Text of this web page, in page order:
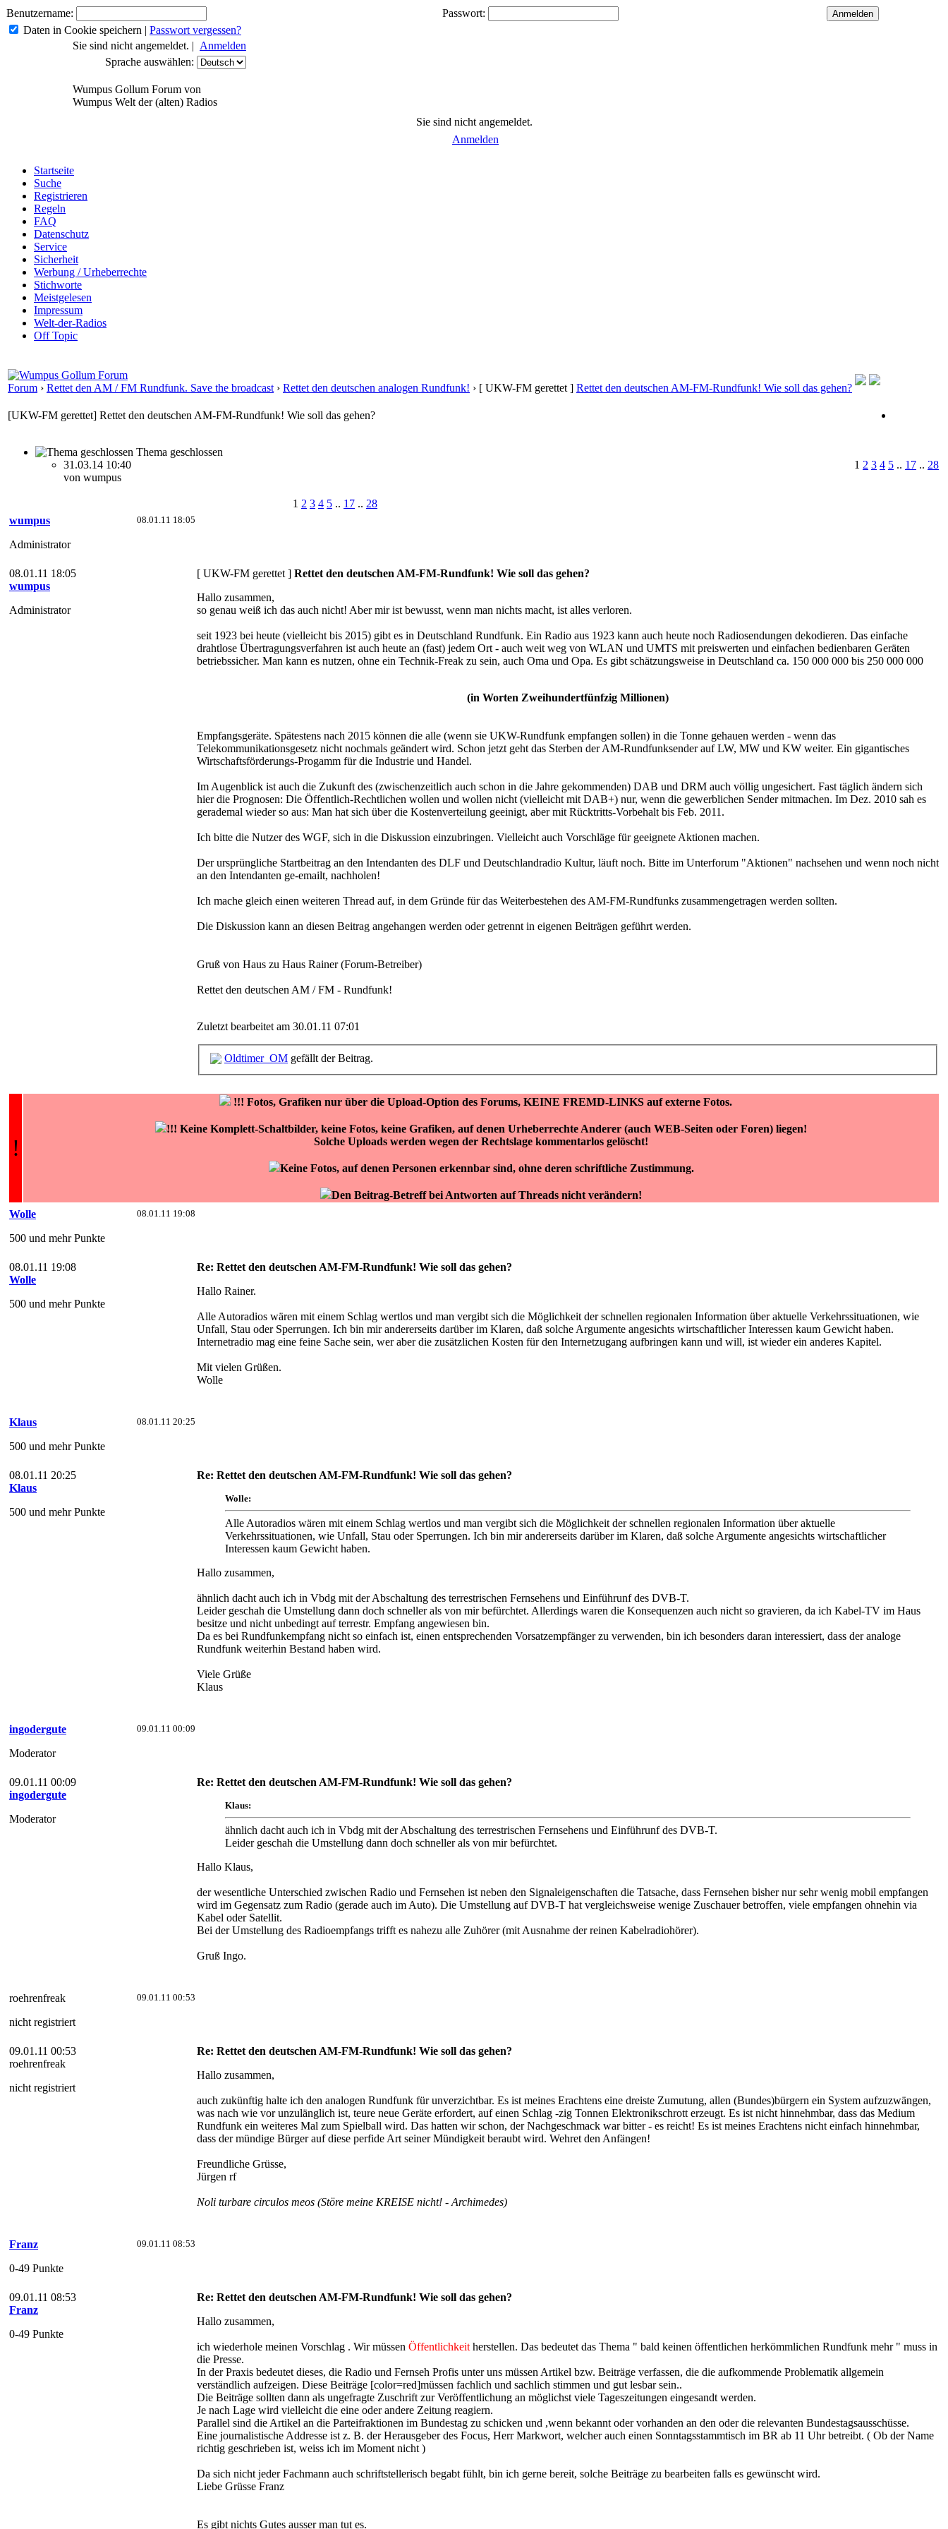
Benutzername:
Passwort:
Daten in Cookie speichern | Passwort vergessen?
Sie sind nicht angemeldet. | Anmelden
Sprache auswählen:
Wumpus Gollum Forum von
Wumpus Welt der (alten) Radios
Sie sind nicht angemeldet.
Anmelden
Startseite
Suche
Registrieren
Regeln
FAQ
Datenschutz
Service
Sicherheit
Werbung / Urheberrechte
Stichworte
Meistgelesen
Impressum
Welt-der-Radios
Off Topic
Forum › Rettet den AM / FM Rundfunk. Save the broadcast › Rettet den deutschen analogen Rundfunk! › [ UKW-FM gerettet ] Rettet den deutschen AM-FM-Rundfunk! Wie soll das gehen?
[UKW-FM gerettet] Rettet den deutschen AM-FM-Rundfunk! Wie soll das gehen?
Thema geschlossen
31.03.14 10:40
von wumpus
1 2 3 4 5 .. 17 .. 28
1 2 3 4 5 .. 17 .. 28
08.01.11 18:05
wumpus
Administrator
08.01.11 18:05
wumpus
Administrator
[ UKW-FM gerettet ] Rettet den deutschen AM-FM-Rundfunk! Wie soll das gehen?
Hallo zusammen,
so genau weiß ich das auch nicht! Aber mir ist bewusst, wenn man nichts macht, ist alles verloren.
seit 1923 bei heute (vielleicht bis 2015) gibt es in Deutschland Rundfunk. Ein Radio aus 1923 kann auch heute noch Radiosendungen dekodieren. Das einfache
drahtlose Übertragungsverfahren ist auch heute an (fast) jedem Ort - auch weit weg von WLAN und UMTS mit preiswerten und einfachen bedienbaren Geräten
betriebssicher. Man kann es nutzen, ohne ein Technik-Freak zu sein, auch Oma und Opa. Es gibt schätzungsweise in Deutschland ca. 150 000 000 bis 250 000 000
(in Worten Zweihundertfünfzig Millionen)
Empfangsgeräte. Spätestens nach 2015 können die alle (wenn sie UKW-Rundfunk empfangen sollen) in die Tonne gehauen werden - wenn das
Telekommunikationsgesetz nicht nochmals geändert wird. Schon jetzt geht das Sterben der AM-Rundfunksender auf LW, MW und KW weiter. Ein gigantisches
Wirtschaftsförderungs-Progamm für die Industrie und Handel.
Im Augenblick ist auch die Zukunft des (zwischenzeitlich auch schon in die Jahre gekommenden) DAB und DRM auch völlig ungesichert. Fast täglich ändern sich
hier die Prognosen: Die Öffentlich-Rechtlichen wollen und wollen nicht (vielleicht mit DAB+) nur, wenn die gewerblichen Sender mitmachen. Im Dez. 2010 sah es
gerademal wieder so aus: Man hat sich über die Kostenverteilung geeinigt, aber mit Rücktritts-Vorbehalt bis Feb. 2011.
Ich bitte die Nutzer des WGF, sich in die Diskussion einzubringen. Vielleicht auch Vorschläge für geeignete Aktionen machen.
Der ursprüngliche Startbeitrag an den Intendanten des DLF und Deutschlandradio Kultur, läuft noch. Bitte im Unterforum "Aktionen" nachsehen und wenn noch nicht
an den Intendanten ge-emailt, nachholen!
Ich mache gleich einen weiteren Thread auf, in dem Gründe für das Weiterbestehen des AM-FM-Rundfunks zusammengetragen werden sollten.
Die Diskussion kann an diesen Beitrag angehangen werden oder getrennt in eigenen Beiträgen geführt werden.
Gruß von Haus zu Haus Rainer (Forum-Betreiber)
Rettet den deutschen AM / FM - Rundfunk!
Zuletzt bearbeitet am 30.01.11 07:01
Oldtimer_OM gefällt der Beitrag.
!
!!! Fotos, Grafiken nur über die Upload-Option des Forums, KEINE FREMD-LINKS auf externe Fotos.
!!! Keine Komplett-Schaltbilder, keine Fotos, keine Grafiken, auf denen Urheberrechte Anderer (auch WEB-Seiten oder Foren) liegen!
Solche Uploads werden wegen der Rechtslage kommentarlos gelöscht!
Keine Fotos, auf denen Personen erkennbar sind, ohne deren schriftliche Zustimmung.
Den Beitrag-Betreff bei Antworten auf Threads nicht verändern!
08.01.11 19:08
Wolle
500 und mehr Punkte
08.01.11 19:08
Wolle
500 und mehr Punkte
Re: Rettet den deutschen AM-FM-Rundfunk! Wie soll das gehen?
Hallo Rainer.
Alle Autoradios wären mit einem Schlag wertlos und man vergibt sich die Möglichkeit der schnellen regionalen Information über aktuelle Verkehrssituationen, wie
Unfall, Stau oder Sperrungen. Ich bin mir andererseits darüber im Klaren, daß solche Argumente angesichts wirtschaftlicher Interessen kaum Gewicht haben.
Internetradio mag eine feine Sache sein, wer aber die zusätzlichen Kosten für den Internetzugang aufbringen kann und will, ist wieder ein anderes Kapitel.
Mit vielen Grüßen.
Wolle
08.01.11 20:25
Klaus
500 und mehr Punkte
08.01.11 20:25
Klaus
500 und mehr Punkte
Re: Rettet den deutschen AM-FM-Rundfunk! Wie soll das gehen?
Wolle:
Alle Autoradios wären mit einem Schlag wertlos und man vergibt sich die Möglichkeit der schnellen regionalen Information über aktuelle
Verkehrssituationen, wie Unfall, Stau oder Sperrungen. Ich bin mir andererseits darüber im Klaren, daß solche Argumente angesichts wirtschaftlicher
Interessen kaum Gewicht haben.
Hallo zusammen,
ähnlich dacht auch ich in Vbdg mit der Abschaltung des terrestrischen Fernsehens und Einführunf des DVB-T.
Leider geschah die Umstellung dann doch schneller als von mir befürchtet. Allerdings waren die Konsequenzen auch nicht so gravieren, da ich Kabel-TV im Haus
besitze und nicht unbedingt auf terrestr. Empfang angewiesen bin.
Da es bei Rundfunkempfang nicht so einfach ist, einen entsprechenden Vorsatzempfänger zu verwenden, bin ich besonders daran interessiert, dass der analoge
Rundfunk weiterhin Bestand haben wird.
Viele Grüße
Klaus
09.01.11 00:09
ingodergute
Moderator
09.01.11 00:09
ingodergute
Moderator
Re: Rettet den deutschen AM-FM-Rundfunk! Wie soll das gehen?
Klaus:
ähnlich dacht auch ich in Vbdg mit der Abschaltung des terrestrischen Fernsehens und Einführunf des DVB-T.
Leider geschah die Umstellung dann doch schneller als von mir befürchtet.
Hallo Klaus,
der wesentliche Unterschied zwischen Radio und Fernsehen ist neben den Signaleigenschaften die Tatsache, dass Fernsehen bisher nur sehr wenig mobil empfangen
wird im Gegensatz zum Radio (gerade auch im Auto). Die Umstellung auf DVB-T hat vergleichsweise wenige Zuschauer betroffen, viele empfangen ohnehin via
Kabel oder Satellit.
Bei der Umstellung des Radioempfangs trifft es nahezu alle Zuhörer (mit Ausnahme der reinen Kabelradiohörer).
Gruß Ingo.
09.01.11 00:53
roehrenfreak
nicht registriert
09.01.11 00:53
roehrenfreak
nicht registriert
Re: Rettet den deutschen AM-FM-Rundfunk! Wie soll das gehen?
Hallo zusammen,
auch zukünftig halte ich den analogen Rundfunk für unverzichtbar. Es ist meines Erachtens eine dreiste Zumutung, allen (Bundes)bürgern ein System aufzuzwängen,
was nach wie vor unzulänglich ist, teure neue Geräte erfordert, auf einen Schlag -zig Tonnen Elektronikschrott erzeugt. Es ist nicht hinnehmbar, dass das Medium
Rundfunk ein weiteres Mal zum Spielball wird. Das hatten wir schon, der Nachgeschmack war bitter - es reicht! Es ist meines Erachtens nicht einfach hinnehmbar,
dass der mündige Bürger auf diese perfide Art seiner Mündigkeit beraubt wird. Wehret den Anfängen!
Freundliche Grüsse,
Jürgen rf
Noli turbare circulos meos (Störe meine KREISE nicht! - Archimedes)
09.01.11 08:53
Franz
0-49 Punkte
09.01.11 08:53
Franz
0-49 Punkte
Re: Rettet den deutschen AM-FM-Rundfunk! Wie soll das gehen?
Hallo zusammen,
ich wiederhole meinen Vorschlag . Wir müssen Öffentlichkeit herstellen. Das bedeutet das Thema " bald keinen öffentlichen herkömmlichen Rundfunk mehr " muss in
die Presse.
In der Praxis bedeutet dieses, die Radio und Fernseh Profis unter uns müssen Artikel bzw. Beiträge verfassen, die die aufkommende Problematik allgemein
verständlich aufzeigen. Diese Beiträge [color=red]müssen fachlich und sachlich stimmen und gut lesbar sein..
Die Beiträge sollten dann als ungefragte Zuschrift zur Veröffentlichung an möglichst viele Tageszeitungen eingesandt werden.
Je nach Lage wird vielleicht die eine oder andere Zeitung reagiern.
Parallel sind die Artikel an die Parteifraktionen im Bundestag zu schicken und ,wenn bekannt oder vorhanden an den oder die relevanten Bundestagsausschüsse.
Eine journalistische Addresse ist z. B. der Herausgeber des Focus, Herr Markwort, welcher auch einen Sonntagsstammtisch im BR ab 11 Uhr betreibt. ( Ob der Name
richtig geschrieben ist, weiss ich im Moment nicht )
Da sich nicht jeder Fachmann auch schriftstellerisch begabt fühlt, bin ich gerne bereit, solche Beiträge zu bearbeiten falls es gewünscht wird.
Liebe Grüsse Franz
Es gibt nichts Gutes ausser man tut es.